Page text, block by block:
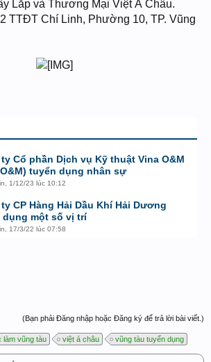
Lắp và Thương Mại Việt Á Châu.
TTĐT Chí Linh, Phường 10, TP. Vũng
Cổ phần Dịch vụ Kỹ thuật Vina O&M
tuyển dụng nhân sự
,1/12/23 lúc 10:12
CP Hàng Hải Dầu Khí Hải Dương
dụng một số vị trí
,17/3/22 lúc 07:58
(Bạn phải Đăng nhập hoặc Đăng ký để trả lời bài viết.)
làm vũng tàu việt á châu vũng tàu tuyển dụng